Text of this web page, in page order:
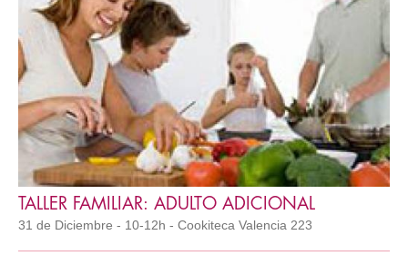
TALLER FAMILIAR: ADULTO ADICIONAL
31 de Diciembre - 10-12h - Cookiteca Valencia 223